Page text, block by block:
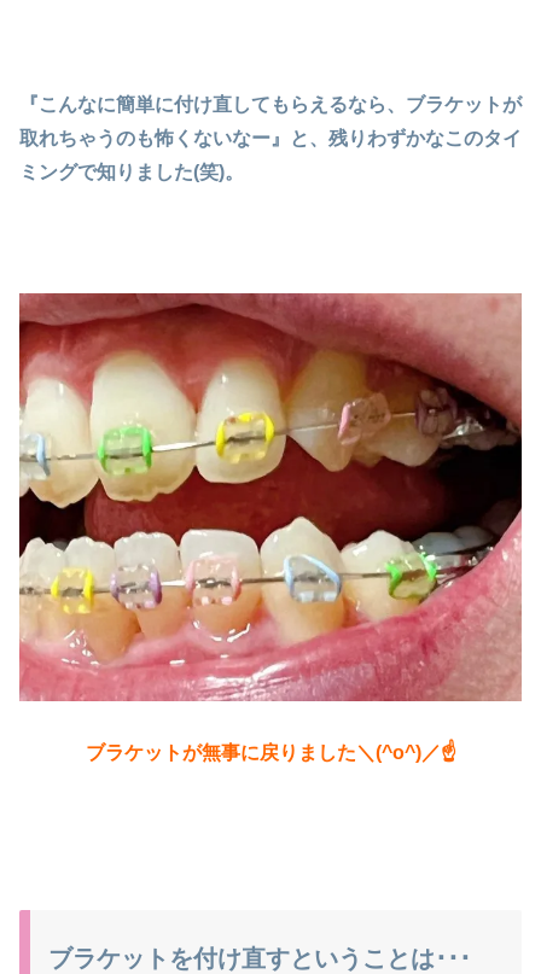
『こんなに簡単に付け直してもらえるなら、ブラケットが
取れちゃうのも怖くないなー』と、残りわずかなこのタイ
ミングで知りました(笑)。
ブラケットが無事に戻りました＼(^o^)／☝
ブラケットを付け直すということは･･･